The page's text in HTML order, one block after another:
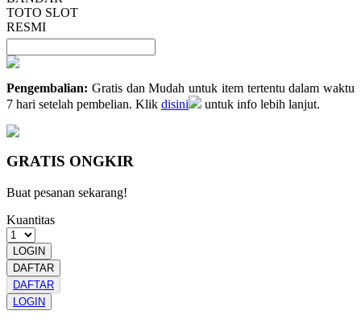
TOTO SLOT
RESMI
Pengembalian: Gratis dan Mudah untuk item tertentu dalam waktu
7 hari setelah pembelian. Klik disini untuk info lebih lanjut.
GRATIS ONGKIR
Buat pesanan sekarang!
Kuantitas
LOGIN
DAFTAR
DAFTAR
LOGIN